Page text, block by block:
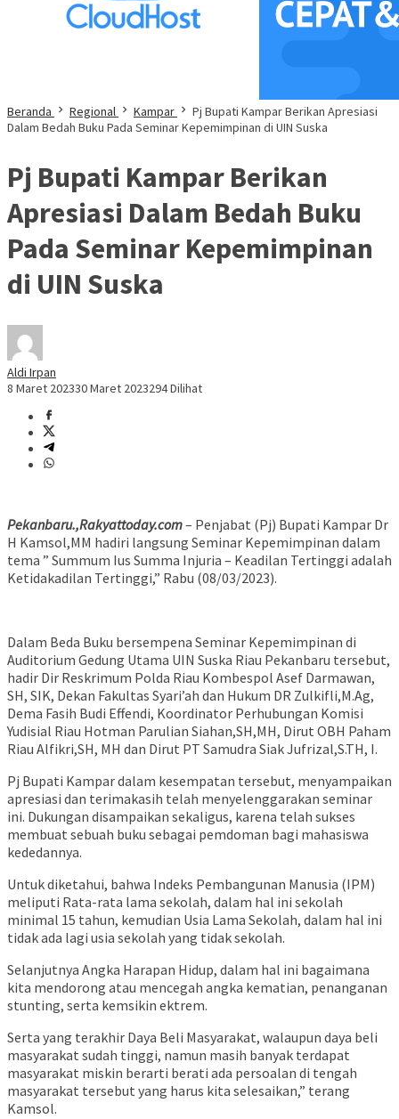
Beranda Regional Kampar
Pj Bupati Kampar Berikan Apresiasi
Dalam Bedah Buku Pada Seminar Kepemimpinan di UIN Suska
Pj Bupati Kampar Berikan
Apresiasi Dalam Bedah Buku
Pada Seminar Kepemimpinan
di UIN Suska
Aldi Irpan
8 Maret 202330 Maret 2023294 Dilihat
Pekanbaru.,Rakyattoday.com– Penjabat (Pj) Bupati Kampar Dr
H Kamsol,MM hadiri langsung Seminar Kepemimpinan dalam
tema ” Summum Ius Summa Injuria – Keadilan Tertinggi adalah
Ketidakadilan Tertinggi,” Rabu (08/03/2023).
Dalam Beda Buku bersempena Seminar Kepemimpinan di
Auditorium Gedung Utama UIN Suska Riau Pekanbaru tersebut,
hadir Dir Reskrimum Polda Riau Kombespol Asef Darmawan,
SH, SIK, Dekan Fakultas Syari’ah dan Hukum DR Zulkifli,M.Ag,
Dema Fasih Budi Effendi, Koordinator Perhubungan Komisi
Yudisial Riau Hotman Parulian Siahan,SH,MH, Dirut OBH Paham
Riau Alfikri,SH, MH dan Dirut PT Samudra Siak Jufrizal,S.TH, I.
Pj Bupati Kampar dalam kesempatan tersebut, menyampaikan
apresiasi dan terimakasih telah menyelenggarakan seminar
ini. Dukungan disampaikan sekaligus, karena telah sukses
membuat sebuah buku sebagai pemdoman bagi mahasiswa
kededannya.
Untuk diketahui, bahwa Indeks Pembangunan Manusia (IPM)
meliputi Rata-rata lama sekolah, dalam hal ini sekolah
minimal 15 tahun, kemudian Usia Lama Sekolah, dalam hal ini
tidak ada lagi usia sekolah yang tidak sekolah.
Selanjutnya Angka Harapan Hidup, dalam hal ini bagaimana
kita mendorong atau mencegah angka kematian, penanganan
stunting, serta kemsikin ektrem.
Serta yang terakhir Daya Beli Masyarakat, walaupun daya beli
masyarakat sudah tinggi, namun masih banyak terdapat
masyarakat miskin berarti berati ada persoalan di tengah
masyarakat tersebut yang harus kita selesaikan,” terang
Kamsol.